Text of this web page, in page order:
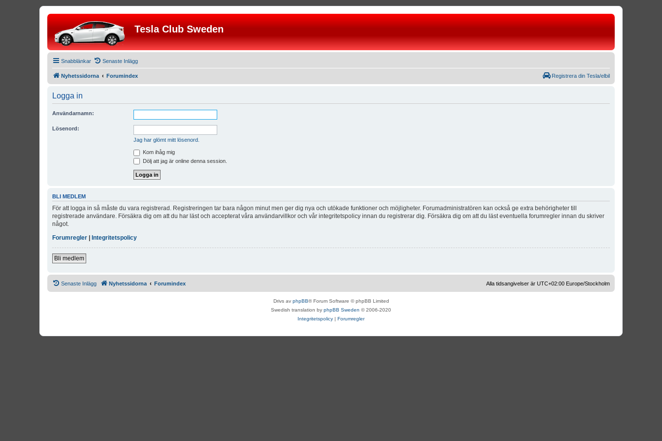
Tesla Club Sweden
Snabblänkar Senaste Inlägg
Nyhetssidorna Forumindex Registrera din Tesla/elbil
Logga in
Användarnamn:
Lösenord:
Jag har glömt mitt lösenord.
Kom ihåg mig
Dölj att jag är online denna session.
BLI MEDLEM
För att logga in så måste du vara registrerad. Registreringen tar bara någon minut men ger dig nya och utökade funktioner och möjligheter. Forumadministratören kan också ge extra behörigheter till
registrerade användare. Försäkra dig om att du har läst och accepterat våra användarvillkor och vår integritetspolicy innan du registrerar dig. Försäkra dig om att du läst eventuella forumregler innan du skriver
något.
Forumregler | Integritetspolicy
Bli medlem
Senaste Inlägg Nyhetssidorna Forumindex Alla tidsangivelser är UTC+02:00 Europe/Stockholm
Drivs av phpBB® Forum Software © phpBB Limited
Swedish translation by phpBB Sweden © 2006-2020
Integritetspolicy | Forumregler